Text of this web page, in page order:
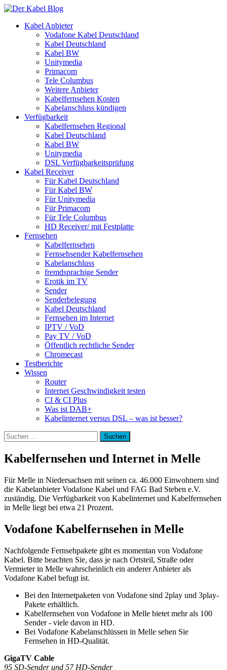
Kabel Anbieter
Vodafone Kabel Deutschland
Kabel Deutschland
Kabel BW
Unitymedia
Primacom
Tele Columbus
Weitere Anbieter
Kabelfernsehen Kosten
Kabelanschluss kündigen
Verfügbarkeit
Kabelfernsehen Regional
Kabel Deutschland
Kabel BW
Unitymedia
DSL Verfügbarkeitsprüfung
Kabel Receiver
Für Kabel Deutschland
Für Kabel BW
Für Unitymedia
Für Primacom
Für Tele Columbus
HD Receiver/ mit Festplatte
Fernsehen
Kabelfernsehen
Fernsehsender Kabelfernsehen
Kabelanschluss
fremdsprachige Sender
Erotik im TV
Sender
Senderbelegung
Kabel Deutschland
Fernsehen im Internet
IPTV / VoD
Pay TV / VoD
Öffentlich rechtliche Sender
Chromecast
Testberichte
Wissen
Router
Internet Geschwindigkeit testen
CI & CI Plus
Was ist DAB+
Kabelinternet versus DSL – was ist besser?
Suchen
nach:
Kabelfernsehen und Internet in Melle
Für Melle in Niedersachsen mit seinen ca. 46.000 Einwohnern sind
die Kabelanbieter Vodafone Kabel und FAG Bad Steben e.V.
zuständig. Die Verfügbarkeit von Kabelinternet und Kabelfernsehen
in Melle liegt bei etwa 21 Prozent.
Vodafone Kabelfernsehen in Melle
Nachfolgende Fernsehpakete gibt es momentan von Vodafone
Kabel. Bitte beachten Sie, dass je nach Ortsteil, Straße oder
Vermieter in Melle wahrscheinlich ein anderer Anbieter als
Vodafone Kabel befugt ist.
Bei den Internetpaketen von Vodafone sind 2play und 3play-
Pakete erhältlich.
Kabelfernsehen von Vodafone in Melle bietet mehr als 100
Sender - viele davon in HD.
Bei Vodafone Kabelanschlüssen in Melle sehen Sie
Fernsehen in HD-Qualität.
GigaTV Cable
95 SD-Sender und 57 HD-Sender